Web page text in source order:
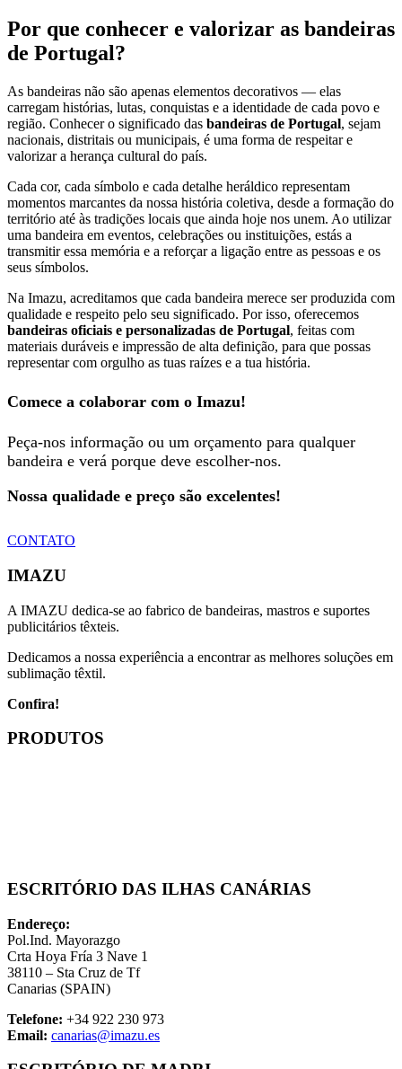
Por que conhecer e valorizar as bandeiras
de Portugal?
As bandeiras não são apenas elementos decorativos — elas
carregam histórias, lutas, conquistas e a identidade de cada povo e
região. Conhecer o significado das bandeiras de Portugal, sejam
nacionais, distritais ou municipais, é uma forma de respeitar e
valorizar a herança cultural do país.
Cada cor, cada símbolo e cada detalhe heráldico representam
momentos marcantes da nossa história coletiva, desde a formação do
território até às tradições locais que ainda hoje nos unem. Ao utilizar
uma bandeira em eventos, celebrações ou instituições, estás a
transmitir essa memória e a reforçar a ligação entre as pessoas e os
seus símbolos.
Na Imazu, acreditamos que cada bandeira merece ser produzida com
qualidade e respeito pelo seu significado. Por isso, oferecemos
bandeiras oficiais e personalizadas de Portugal, feitas com
materiais duráveis e impressão de alta definição, para que possas
representar com orgulho as tuas raízes e a tua história.
Comece a colaborar com o Imazu!
Peça-nos informação ou um orçamento para qualquer
bandeira e verá porque deve escolher-nos.
Nossa qualidade e preço são excelentes!
CONTATO
IMAZU
A IMAZU dedica-se ao fabrico de bandeiras, mastros e suportes
publicitários têxteis.
Dedicamos a nossa experiência a encontrar as melhores soluções em
sublimação têxtil.
Confira!
PRODUTOS
ESCRITÓRIO DAS ILHAS CANÁRIAS
Endereço:
Pol.Ind. Mayorazgo
Crta Hoya Fría 3 Nave 1
38110 – Sta Cruz de Tf
Canarias (SPAIN)
Telefone: +34 922 230 973
Email: canarias@imazu.es